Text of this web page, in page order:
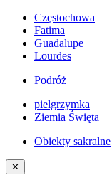
Częstochowa
Fatima
Guadalupe
Lourdes
Podróż
pielgrzymka
Ziemia Święta
Obiekty sakralne
✕